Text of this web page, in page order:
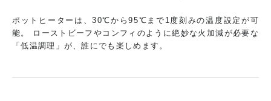
ポットヒーターは、30℃から95℃まで1度刻みの温度設定が可
能。
ローストビーフやコンフィのように絶妙な火加減が必要な
「低温調理」が、誰にでも楽しめます。